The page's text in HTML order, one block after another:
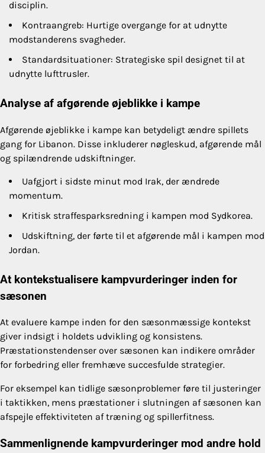
disciplin.
Kontraangreb: Hurtige overgange for at udnytte
modstanderens svagheder.
Standardsituationer: Strategiske spil designet til at
udnytte lufttrusler.
Analyse af afgørende øjeblikke i kampe
Afgørende øjeblikke i kampe kan betydeligt ændre spillets
gang for Libanon. Disse inkluderer nøgleskud, afgørende mål
og spilændrende udskiftninger.
Uafgjort i sidste minut mod Irak, der ændrede
momentum.
Kritisk straffesparksredning i kampen mod Sydkorea.
Udskiftning, der førte til et afgørende mål i kampen mod
Jordan.
At kontekstualisere kampvurderinger inden for
sæsonen
At evaluere kampe inden for den sæsonmæssige kontekst
giver indsigt i holdets udvikling og konsistens.
Præstationstendenser over sæsonen kan indikere områder
for forbedring eller fremhæve succesfulde strategier.
For eksempel kan tidlige sæsonproblemer føre til justeringer
i taktikken, mens præstationer i slutningen af sæsonen kan
afspejle effektiviteten af træning og spillerfitness.
Sammenlignende kampvurderinger mod andre hold